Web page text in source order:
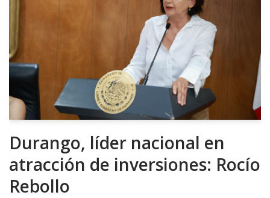
Durango, líder nacional en
atracción de inversiones: Rocío
Rebollo